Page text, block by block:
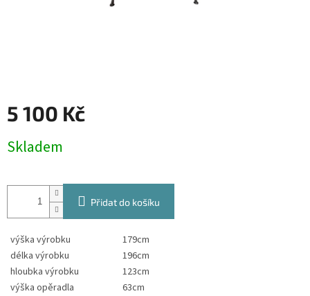
5 100 Kč
cena:
Skladem
Přidat do košíku
výška výrobku
179cm
délka výrobku
196cm
hloubka výrobku
123cm
výška opěradla
63cm